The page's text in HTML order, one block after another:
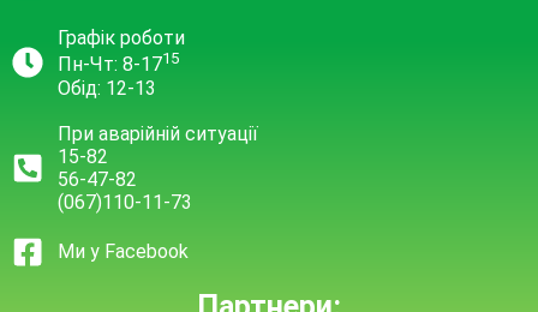
Графік роботи
Пн-Чт: 8-1715
Обід: 12-13
При аварійній ситуації
15-82
56-47-82
(067)110-11-73
Ми у Facebook